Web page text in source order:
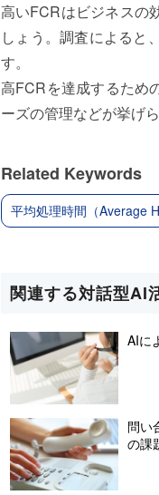
高いFCRはビジネスの
しょう。調査によると
す。
高FCRを達成するため
ーズの管理などが挙げら
Related Keywords
平均処理時間（Average
関連する対話型AI
AIに
問い
の課